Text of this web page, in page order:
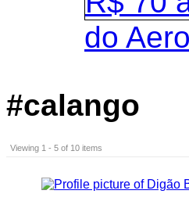
do
#calango
Viewing 1 - 5 of 10 items